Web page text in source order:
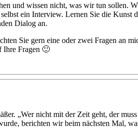
und wissen nicht, was wir tun sollen.
ein Interview. Lernen Sie die
Dialog an.
Sie gern eine oder zwei Fragen an
Ihre Fragen 🙂
„Wer nicht mit der Zeit geht, der
berichten wir beim nächsten Mal,